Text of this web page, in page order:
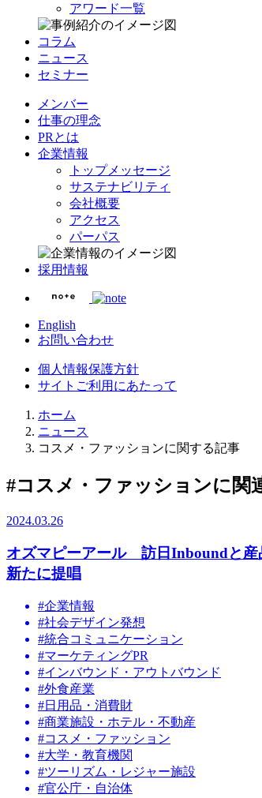
アワード一覧
コラム
ニュース
セミナー
メンバー
仕事の理念
PRとは
企業情報
トップメッセージ
サステナビリティ
会社概要
アクセス
パーパス
採用情報
English
お問い合わせ
個人情報保護方針
サイトご利用にあたって
ホーム
ニュース
コスメ・ファッションに関する記事
#コスメ・ファッションに関
2024.03.26
オズマピーアール 訪日Inboundと産
新たに提唱
#企業情報
#社会デザイン発想
#統合コミュニケーション
#マーケティングPR
#インバウンド・アウトバウンド
#外食産業
#日用品・消費財
#商業施設・ホテル・不動産
#コスメ・ファッション
#大学・教育機関
#ツーリズム・レジャー施設
#官公庁・自治体